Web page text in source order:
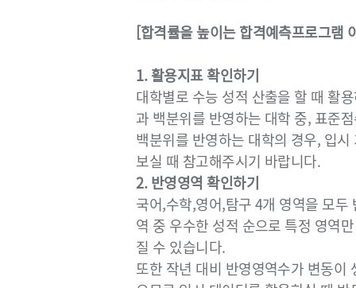
[합격률을 높이는 합격예측프로그램
1. 활용지표 확인하기
대학별로 수능 성적 산출을 할 때 활
과 백분위를 반영하는 대학 중, 표준
백분위를 반영하는 대학의 경우, 입
보실 때 참고해주시기 바랍니다.
2. 반영영역 확인하기
국어,수학,영어,탐구 4개 영역을 모
역 중 우수한 성적 순으로 특정 영역
질 수 있습니다.
또한 작년 대비 반영영역수가 변동이